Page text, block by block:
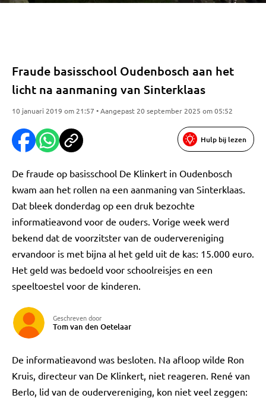
Fraude basisschool Oudenbosch aan het
licht na aanmaning van Sinterklaas
10 januari 2019 om 21:57 • Aangepast 20 september 2025 om 05:52
Hulp bij lezen
De fraude op basisschool De Klinkert in Oudenbosch
kwam aan het rollen na een aanmaning van Sinterklaas.
Dat bleek donderdag op een druk bezochte
informatieavond voor de ouders. Vorige week werd
bekend dat de voorzitster van de oudervereniging
ervandoor is met bijna al het geld uit de kas: 15.000 euro.
Het geld was bedoeld voor schoolreisjes en een
speeltoestel voor de kinderen.
Geschreven door
Tom van den Oetelaar
De informatieavond was besloten. Na afloop wilde Ron
Kruis, directeur van De Klinkert, niet reageren. René van
Berlo, lid van de oudervereniging, kon niet veel zeggen: